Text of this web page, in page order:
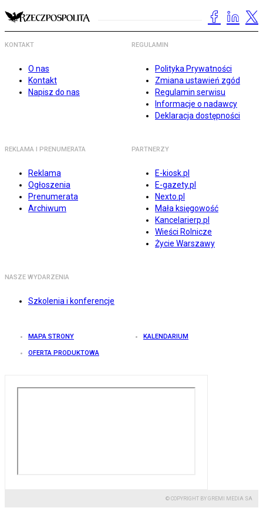
KONTAKT
O nas
Kontakt
Napisz do nas
REGULAMIN
Polityka Prywatności
Zmiana ustawień zgód
Regulamin serwisu
Informacje o nadawcy
Deklaracja dostępności
REKLAMA I PRENUMERATA
Reklama
Ogłoszenia
Prenumerata
Archiwum
PARTNERZY
E-kiosk.pl
E-gazety.pl
Nexto.pl
Mała księgowość
Kancelarierp.pl
Wieści Rolnicze
Życie Warszawy
NASZE WYDARZENIA
Szkolenia i konferencje
MAPA STRONY KALENDARIUM
OFERTA PRODUKTOWA
© COPYRIGHT BY GREMI MEDIA SA